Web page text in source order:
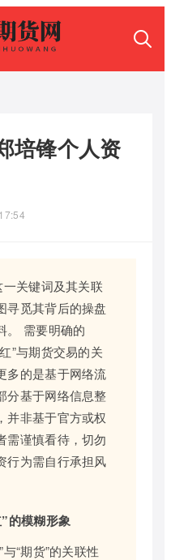
培锋个人资
一关键词及其关联
寻觅其背后的操盘
需要明确的
”与期货交易的关
多的是基于网络流
分基于网络信息整
并非基于官方或权
需谨慎看待，切勿
行为需自行承担风
的模糊形象
“期货”的关联性